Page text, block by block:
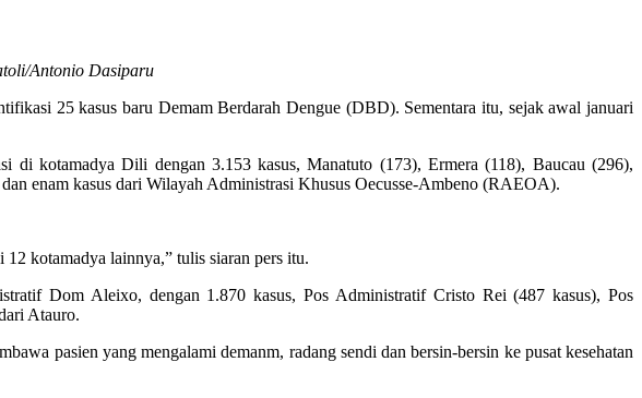
Antonio Dasiparu
25 kasus baru Demam Berdarah Dengue (DBD). Sementara itu, sejak awal januari
di kotamadya Dili dengan 3.153 kasus, Manatuto (173), Ermera (118), Baucau (296),
enam kasus dari Wilayah Administrasi Khusus Oecusse-Ambeno (RAEOA).
kotamadya lainnya,” tulis siaran pers itu.
Dom Aleixo, dengan 1.870 kasus, Pos Administratif Cristo Rei (487 kasus), Pos
Atauro.
pasien yang mengalami demanm, radang sendi dan bersin-bersin ke pusat kesehatan